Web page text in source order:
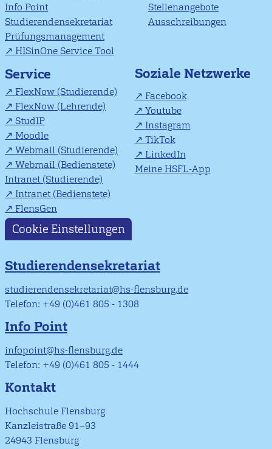
Info Point
Studierendensekretariat
Prüfungsmanagement
HISinOne Service Tool
Stellenangebote
Ausschreibungen
Service
FlexNow (Studierende)
FlexNow (Lehrende)
StudIP
Moodle
Webmail (Studierende)
Webmail (Bedienstete)
Intranet (Studierende)
Intranet (Bedienstete)
FlensGen
Soziale Netzwerke
Facebook
Youtube
Instagram
TikTok
LinkedIn
Meine HSFL-App
Cookie Einstellungen
Studierendensekretariat
studierendensekretariat@hs-flensburg.de
Telefon: +49 (0)461 805 - 1308
Info Point
infopoint@hs-flensburg.de
Telefon: +49 (0)461 805 - 1444
Kontakt
Hochschule Flensburg
Kanzleistraße 91–93
24943 Flensburg